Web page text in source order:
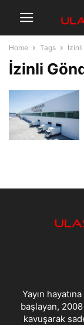
Home Tags
İzinli
Yayın
başlayan,
kavuşarak